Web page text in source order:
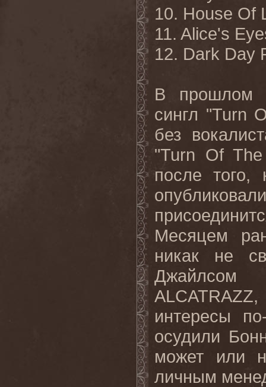
10. House Of
11. Alice's
12. Dark Day
В
прошлом
сингл "Turn
без
"Turn Of The
после
Месяцем
никак не
Джайлсом
интересы
осудили
может или
личным